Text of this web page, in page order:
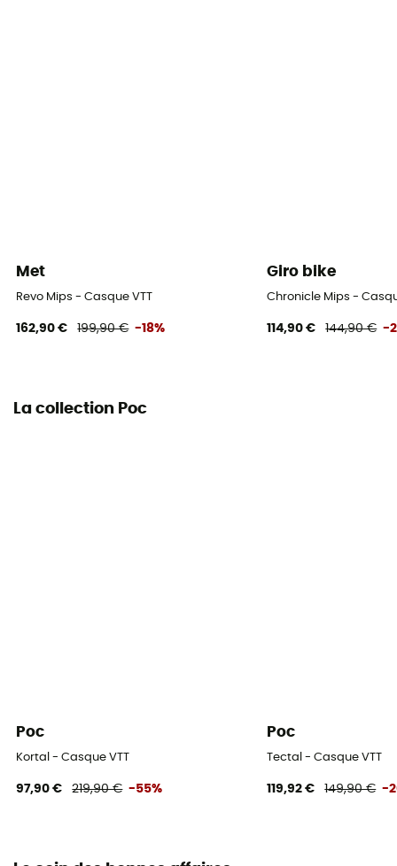
Met
Revo Mips - Casque VTT
162,90 € 199,90 € -18%
Giro bike
Chronicle Mips -
114,90 € 144,90 € -
La collection Poc
Poc
Kortal - Casque VTT
97,90 € 219,90 € -55%
Poc
Tectal - Casque VTT
119,92 € 149,90 € -